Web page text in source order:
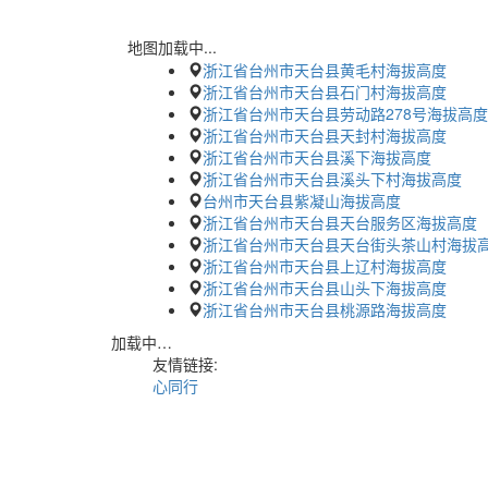
地图加载中...
浙江省台州市天台县黄毛村海拔高度
浙江省台州市天台县石门村海拔高度
浙江省台州市天台县劳动路278号海拔高度
浙江省台州市天台县天封村海拔高度
浙江省台州市天台县溪下海拔高度
浙江省台州市天台县溪头下村海拔高度
台州市天台县紫凝山海拔高度
浙江省台州市天台县天台服务区海拔高度
浙江省台州市天台县天台街头茶山村海拔
浙江省台州市天台县上辽村海拔高度
浙江省台州市天台县山头下海拔高度
浙江省台州市天台县桃源路海拔高度
加载中…
友情链接:
心同行